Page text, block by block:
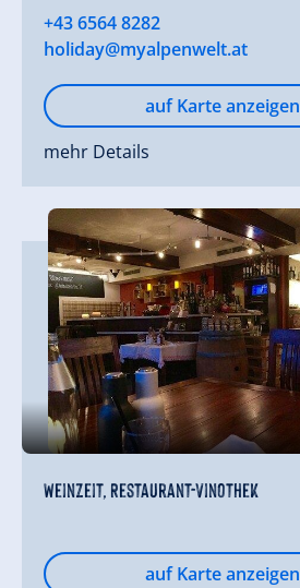
+43 6564 8282
holiday@myalpenwelt.at
auf Karte anzeigen
mehr Details
Weinzeit, Restaurant-Vinothek
auf Karte anzeigen